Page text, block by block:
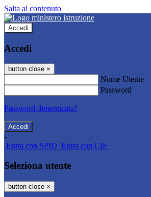
Salta al contenuto
Accedi
Accedi
button close ×
Nome Utente
Password
Password dimenticata?
-
Entra con SPID Entra con CIE
Seleziona utente
button close ×